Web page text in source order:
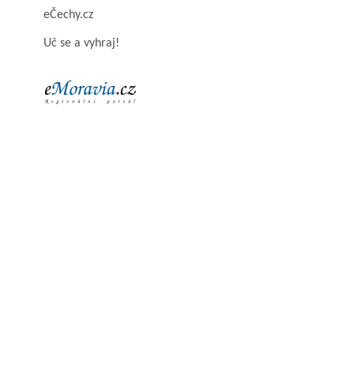
eČechy.cz
Uč se a vyhraj!